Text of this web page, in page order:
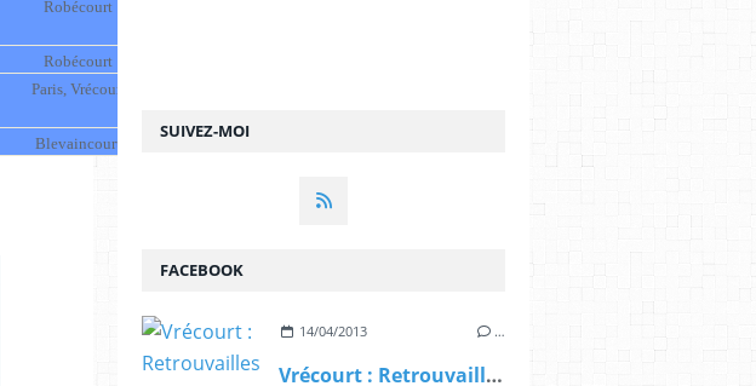
Robécourt
Robécourt
Paris, Vrécourt
Blevaincourt
SUIVEZ-MOI
FACEBOOK
14/04/2013 …
Vrécourt : Retrouvailles 51 ans après la guerre d'Algérie pour les anciens du 21ème RI (Vosges Matin